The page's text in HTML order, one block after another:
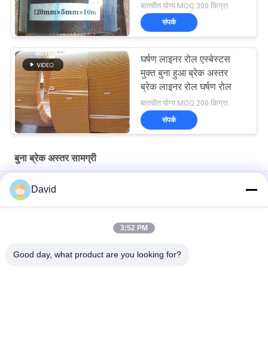
बातचीत योग्य MOQ:300 किग्रा
संपर्क
घर्षण लाइनर रोल एस्बेस्टस
मुक्त बुना हुआ ब्रेक अस्तर
ब्रेक लाइनर रोल घर्षण रोल
बातचीत योग्य MOQ:200 किग्रा
संपर्क
बुना ब्रेक अस्तर सामग्री
Drawworks Woven Brake Lining Brake Lining Roll with Brass
Wire Inside for Windlass
David
3:52 PM
Good day, what product are you looking for?